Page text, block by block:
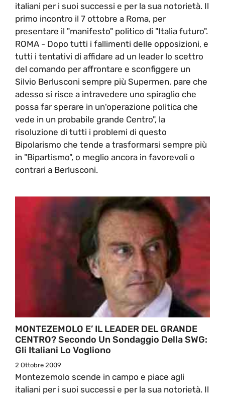
italiani per i suoi successi e per la sua notorietà. Il
primo incontro il 7 ottobre a Roma, per
presentare il "manifesto" politico di "Italia futuro".
ROMA - Dopo tutti i fallimenti delle opposizioni, e
tutti i tentativi di affidare ad un leader lo scettro
del comando per affrontare e sconfiggere un
Silvio Berlusconi sempre più Supermen, pare che
adesso si risce a intravedere uno spiraglio che
possa far sperare in un'operazione politica che
vede in un probabile grande Centro", la
risoluzione di tutti i problemi di questo
Bipolarismo che tende a trasformarsi sempre più
in "Bipartismo", o meglio ancora in favorevoli o
contrari a Berlusconi.
MONTEZEMOLO E’ IL LEADER DEL GRANDE
CENTRO? Secondo Un Sondaggio Della SWG:
Gli Italiani Lo Vogliono
2 Ottobre 2009
Montezemolo scende in campo e piace agli
italiani per i suoi successi e per la sua notorietà. Il